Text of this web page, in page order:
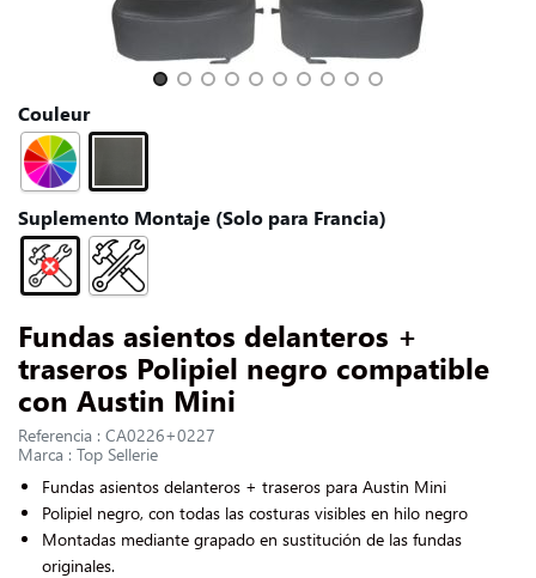
Slide 1 of 10
Couleur
Suplemento Montaje (Solo para Francia)
Fundas asientos delanteros +
traseros Polipiel negro compatible
con Austin Mini
Referencia : CA0226+0227
Marca : Top Sellerie
Fundas asientos delanteros + traseros para Austin Mini
Polipiel negro, con todas las costuras visibles en hilo negro
Montadas mediante grapado en sustitución de las fundas
originales.